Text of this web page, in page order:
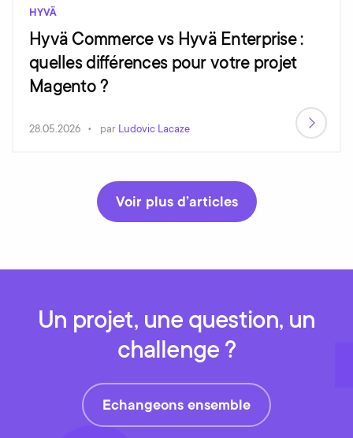
HYVÄ
Hyvä Commerce vs Hyvä Enterprise :
quelles différences pour votre projet
Magento ?
28.05.2026 par Ludovic Lacaze
Voir plus d’articles
Un projet, une question, un
challenge ?
Echangeons ensemble